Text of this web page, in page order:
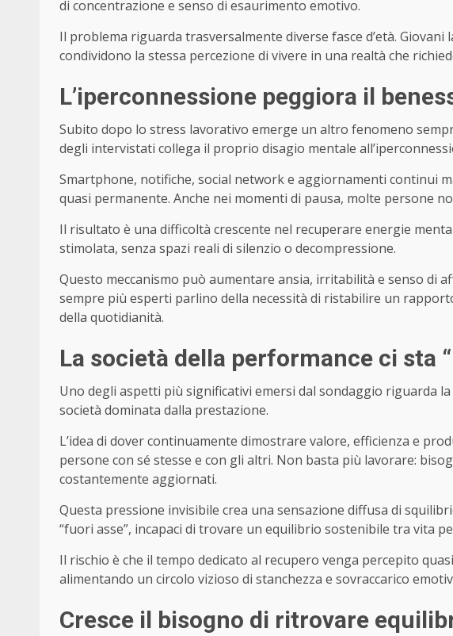
di concentrazione e senso di esaurimento emotivo.
Il problema riguarda trasversalmente diverse fasce d’età.
condividono la stessa percezione di vivere in una realtà che
L’iperconnessione peggiora il
Subito dopo lo stress lavorativo emerge un altro fenomeno
degli intervistati collega il proprio disagio mentale
Smartphone, notifiche, social network e aggiornamenti continui
quasi permanente. Anche nei momenti di pausa, molte persone
Il risultato è una difficoltà crescente nel recuperare energie
stimolata, senza spazi reali di silenzio o decompressione.
Questo meccanismo può aumentare ansia, irritabilità e senso di
sempre più esperti parlino della necessità di ristabilire un
della quotidianità.
La società della performance ci sta
Uno degli aspetti più significativi emersi dal sondaggio riguarda
società dominata dalla prestazione.
L’idea di dover continuamente dimostrare valore, efficienza e
persone con sé stesse e con gli altri. Non basta più lavorare:
costantemente aggiornati.
Questa pressione invisibile crea una sensazione diffusa di
“fuori asse”, incapaci di trovare un equilibrio sostenibile tra vita
Il rischio è che il tempo dedicato al recupero venga percepito
alimentando un circolo vizioso di stanchezza e sovraccarico
Cresce il bisogno di ritrovare